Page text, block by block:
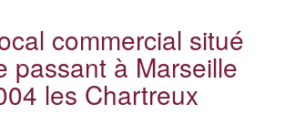
commercial situé
passant à Marseille
les Chartreux